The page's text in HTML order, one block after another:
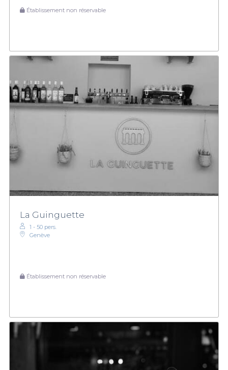
Établissement non réservable
La Guinguette
1 - 50 pers.
Genève
Établissement non réservable